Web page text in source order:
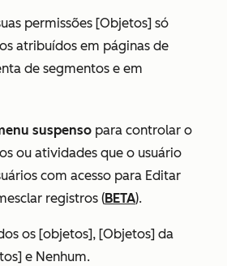
permissões [Objetos] só
atribuídos em páginas de
de segmentos e em
suspenso para controlar o
ou atividades que o usuário
com acesso para Editar
registros (BETA).
os [objetos], [Objetos] da
e Nenhum.